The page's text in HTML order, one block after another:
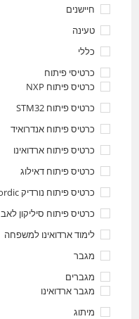
חיישנים
טעינה
כללי
כרטיסי פיתוח
כרטיס פיתוח NXP
כרטיס פיתוח STM32
כרטיס פיתוח אנדרואיד
כרטיס פיתוח ארדואינו
כרטיס פיתוח דאילוג
כרטיס פיתוח נורדיק Nordic
כרטיס פיתוח סיליקון לאב
לימוד ארדואינו למשפחה
מגבר
מגברים
מגבר ארדואינו
מיתוג